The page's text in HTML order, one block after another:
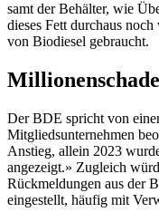
samt der Behälter, wie
dieses Fett durchaus
von Biodiesel gebraucht.
Der BDE spricht von
Mitgliedsunternehmen
Anstieg, allein 2023
angezeigt.» Zugleich
Rückmeldungen aus der
eingestellt, häufig mit